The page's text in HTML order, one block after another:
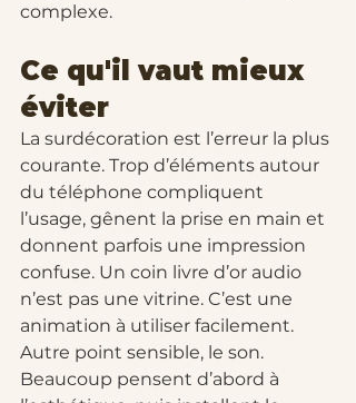
complexe.
Ce qu'il vaut mieux
éviter
La surdécoration est l’erreur la plus
courante. Trop d’éléments autour
du téléphone compliquent
l’usage, gênent la prise en main et
donnent parfois une impression
confuse. Un coin livre d’or audio
n’est pas une vitrine. C’est une
animation à utiliser facilement.
Autre point sensible, le son.
Beaucoup pensent d’abord à